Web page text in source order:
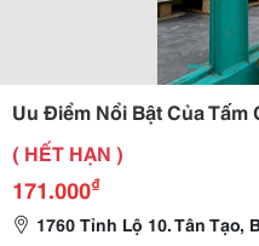
Uu Điểm Nổi Bật Của Tấm
( HẾT HẠN )
171.000₫
1760 Tỉnh Lộ 10. Tân Tạo,